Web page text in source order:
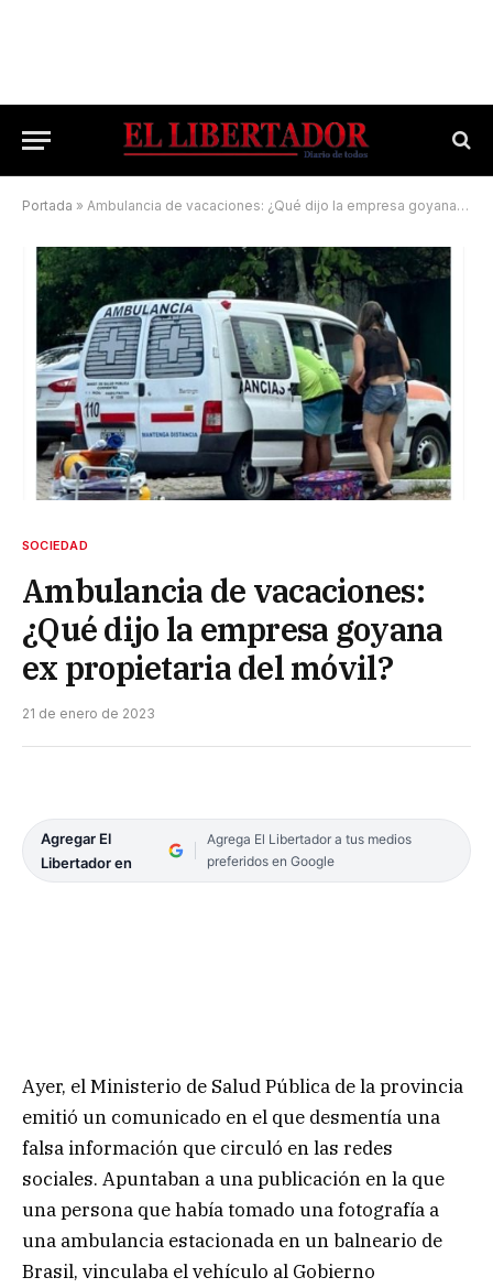
Portada » Ambulancia de vacaciones: ¿Qué dijo la empresa goyana ex propietaria del móvil?
SOCIEDAD
Ambulancia de vacaciones:
¿Qué dijo la empresa goyana
ex propietaria del móvil?
21 de enero de 2023
Agregar El
Libertador en
Agrega El Libertador a tus medios
preferidos en Google
Ayer, el Ministerio de Salud Pública de la provincia
emitió un comunicado en el que desmentía una
falsa información que circuló en las redes
sociales. Apuntaban a una publicación en la que
una persona que había tomado una fotografía a
una ambulancia estacionada en un balneario de
Brasil, vinculaba el vehículo al Gobierno